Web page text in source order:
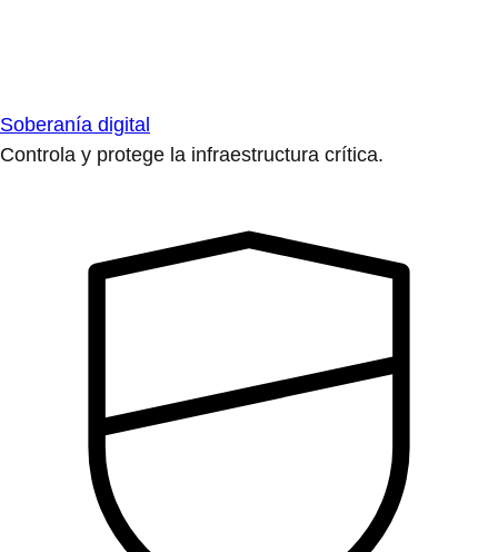
Soberanía digital
Controla y protege la infraestructura crítica.